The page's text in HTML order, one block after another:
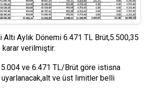
Aylık Dönemi 6.471 TL Brüt,5.500,35
verilmiştir.
ve 6.471 TL/Brüt göre istisna
uyarlanacak,alt ve üst limitler belli